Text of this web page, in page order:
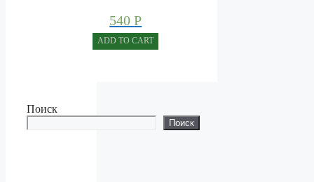
540Р
ADD TO CART
Поиск
Поиск